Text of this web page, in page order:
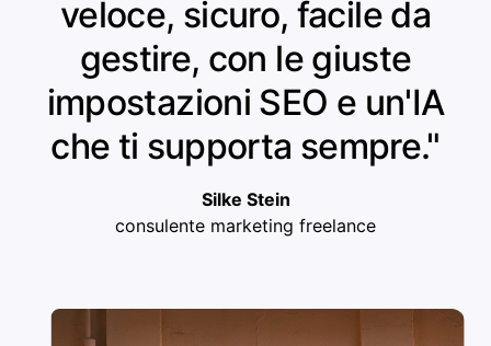
veloce, sicuro, facile da
gestire, con le giuste
impostazioni SEO e un'IA
che ti supporta sempre."
Silke Stein
consulente marketing freelance